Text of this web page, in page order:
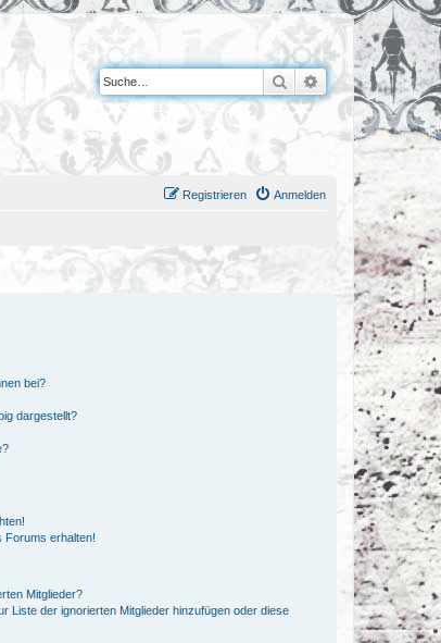
Suche Erweiterte Suche
Anmelden
Registrieren
bei?
dargestellt?
Forums erhalten!
Mitglieder?
Liste der ignorierten Mitglieder hinzufügen oder diese